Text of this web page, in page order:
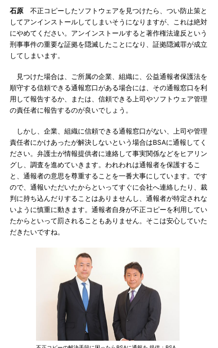
石原 不正コピーしたソフトウェアを見つけたら、つい防止策と
してアンインストールしてしまいそうになりますが、これは絶対
にやめてください。アンインストールすると著作権法違反という
刑事事件の重要な証拠を隠滅したことになり、証拠隠滅罪が成立
してしまいます。
見つけた場合は、ご所属の企業、組織に、公益通報者保護法を
順守する信頼できる通報窓口がある場合には、その通報窓口を利
用して報告するか、または、信頼できる上司やソフトウェア管理
の責任者に報告するのが良いでしょう。
しかし、企業、組織に信頼できる通報窓口がない、上司や管理
責任者にかけあったが解決しないという場合はBSAに通報してく
ださい。弁護士が情報提供者に連絡して事実関係などをヒアリン
グし、調査を進めていきます。われわれは通報者を保護するこ
と、通報者の意思を尊重することを一番大事にしています。です
ので、通報いただいたからといってすぐに会社へ連絡したり、裁
判に持ち込んだりすることはありませんし、通報者が特定されな
いように慎重に動きます。通報者自身が不正コピーを利用してい
たからといって罰されることもありません。そこは安心していた
だきたいですね。